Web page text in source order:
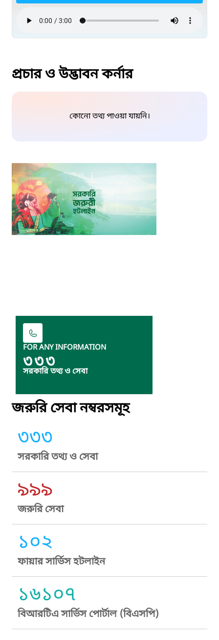
প্রচার ও উদ্ভাবন কর্নার
কোনো তথ্য পাওয়া যায়নি।
FOR ANY INFORMATION
৩৩৩
সরকারি তথ্য ও সেবা
জরুরি সেবা নম্বরসমূহ
৩৩৩
সরকারি তথ্য ও সেবা
৯৯৯
জরুরি সেবা
১০২
ফায়ার সার্ভিস হটলাইন
১৬১০৭
বিআরটিএ সার্ভিস পোর্টাল (বিএসপি)